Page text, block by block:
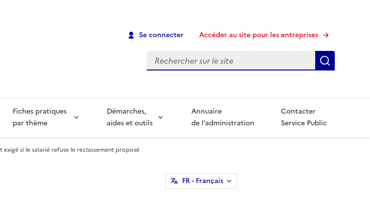
Se connecter Accéder au site pour les entreprises
Recherche
Fiches pratiques
par thème
Démarches,
aides et outils
Annuaire
de l’administration
Contacter
Service Public
si le salarié refuse le reclassement proposé
FR- Français